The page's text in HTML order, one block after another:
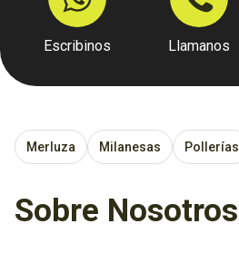
Escribinos Llamanos
Merluza Milanesas Pollerías
Sobre Nosotros